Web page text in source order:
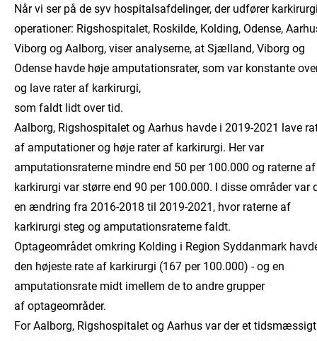
Når vi ser på de syv hospitalsafdelinger, der udfører
operationer: Rigshospitalet, Roskilde, Kolding, Odense,
Viborg og Aalborg, viser analyserne, at Sjælland, Viborg og
Odense havde høje amputationsrater, som var konstante
og lave rater af karkirurgi,
som faldt lidt over tid.
Aalborg, Rigshospitalet og Aarhus havde i 2019-2021 lave
af amputationer og høje rater af karkirurgi. Her var
amputationsraterne mindre end 50 per 100.000 og raterne af
karkirurgi var større end 90 per 100.000. I disse områder var
en ændring fra 2016-2018 til 2019-2021, hvor raterne af
karkirurgi steg og amputationsraterne faldt.
Optageområdet omkring Kolding i Region Syddanmark
den højeste rate af karkirurgi (167 per 100.000) - og en
amputationsrate midt imellem de to andre grupper
af optageområder.
For Aalborg, Rigshospitalet og Aarhus var der et tidsmæssigt